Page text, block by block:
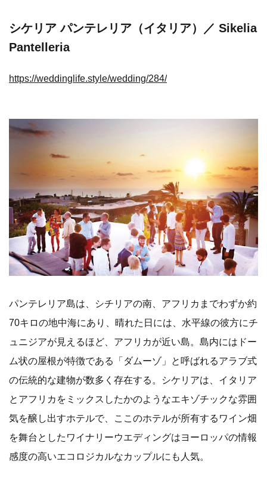
シケリア パンテレリア（イタリア）／ Sikelia
Pantelleria
https://weddinglife.style/wedding/284/
パンテレリア島は、シチリアの南、アフリカまでわずか約
70キロの地中海にあり、晴れた日には、水平線の彼方にチ
ュニジアが見えるほど、アフリカが近い島。島内にはドー
ム状の屋根が特徴である「ダムーゾ」と呼ばれるアラブ式
の伝統的な建物が数多く存在する。シケリアは、イタリア
とアフリカをミックスしたかのようなエキゾチックな雰囲
気を醸し出すホテルで、ここのホテルが所有するワイン畑
を舞台としたワイナリーウエディングはヨーロッパの情報
感度の高いエコロジカルなカップルにも人気。